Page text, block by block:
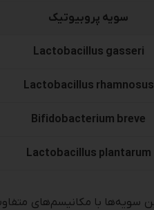
سویه پروبیوتیک
Lactobacillus gasseri
Lactobacillus rhamnosus
Bifidobacterium breve
Lactobacillus plantarum